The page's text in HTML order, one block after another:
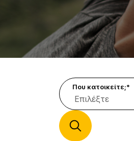
Πάμε, τοπική αναζήτηση
Που κατοικείτε;*